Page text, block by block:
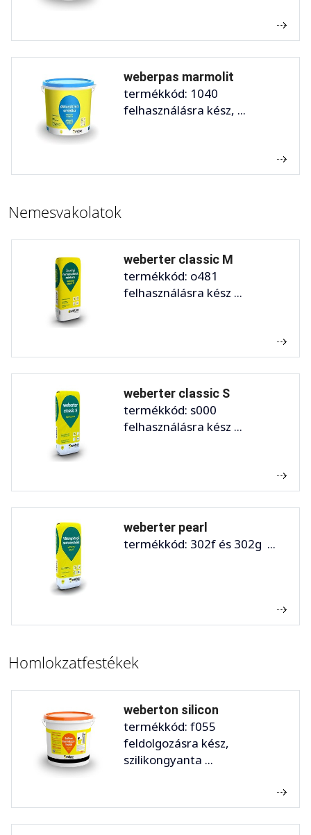
weberpas marmolit
termékkód: 1040
felhasználásra kész, ...
Nemesvakolatok
weberter classic M
termékkód: o481
felhasználásra kész ...
weberter classic S
termékkód: s000
felhasználásra kész ...
weberter pearl
termékkód: 302f és 302g ...
Homlokzatfestékek
weberton silicon
termékkód: f055
feldolgozásra kész,
szilikongyanta ...